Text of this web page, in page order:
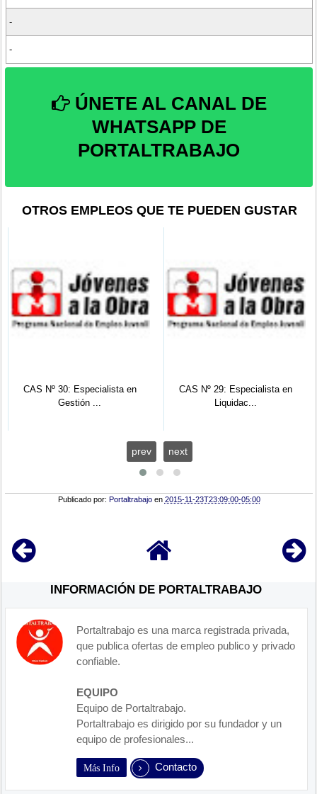
-
-
ÚNETE AL CANAL DE
WHATSAPP DE
PORTALTRABAJO
OTROS EMPLEOS QUE TE PUEDEN GUSTAR
CAS Nº 30: Especialista en
Gestión ...
CAS Nº 29: Especialista en
Liquidac...
prev next
Publicado por: Portaltrabajo en 2015-11-23T23:09:00-05:00
INFORMACIÓN DE PORTALTRABAJO
Portaltrabajo es una marca registrada privada,
que publica ofertas de empleo publico y privado
confiable.
EQUIPO
Equipo de Portaltrabajo.
Portaltrabajo es dirigido por su fundador y un
equipo de profesionales...
Más Info Contacto